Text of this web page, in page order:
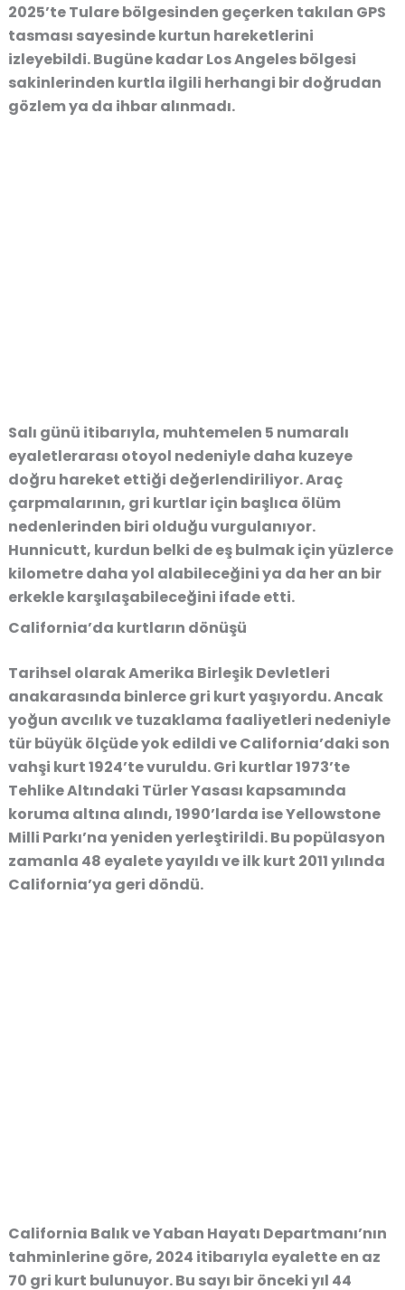
2025’te Tulare bölgesinden geçerken takılan GPS
tasması sayesinde kurtun hareketlerini
izleyebildi. Bugüne kadar Los Angeles bölgesi
sakinlerinden kurtla ilgili herhangi bir doğrudan
gözlem ya da ihbar alınmadı.
Salı günü itibarıyla, muhtemelen 5 numaralı
eyaletlerarası otoyol nedeniyle daha kuzeye
doğru hareket ettiği değerlendiriliyor. Araç
çarpmalarının, gri kurtlar için başlıca ölüm
nedenlerinden biri olduğu vurgulanıyor.
Hunnicutt, kurdun belki de eş bulmak için yüzlerce
kilometre daha yol alabileceğini ya da her an bir
erkekle karşılaşabileceğini ifade etti.
California’da kurtların dönüşü
Tarihsel olarak Amerika Birleşik Devletleri
anakarasında binlerce gri kurt yaşıyordu. Ancak
yoğun avcılık ve tuzaklama faaliyetleri nedeniyle
tür büyük ölçüde yok edildi ve California’daki son
vahşi kurt 1924’te vuruldu. Gri kurtlar 1973’te
Tehlike Altındaki Türler Yasası kapsamında
koruma altına alındı, 1990’larda ise Yellowstone
Milli Parkı’na yeniden yerleştirildi. Bu popülasyon
zamanla 48 eyalete yayıldı ve ilk kurt 2011 yılında
California’ya geri döndü.
California Balık ve Yaban Hayatı Departmanı’nın
tahminlerine göre, 2024 itibarıyla eyalette en az
70 gri kurt bulunuyor. Bu sayı bir önceki yıl 44